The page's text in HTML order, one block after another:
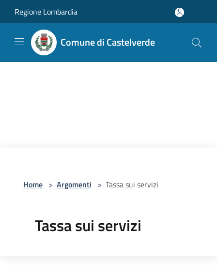
Regione Lombardia
Comune di Castelverde
Home > Argomenti > Tassa sui servizi
Tassa sui servizi